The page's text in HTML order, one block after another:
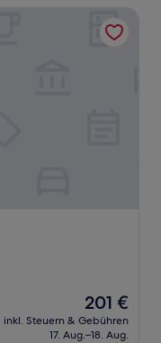
Der
Preis
beträgt
201 €
inkl. Steuern & Gebühren
17. Aug.–18. Aug.